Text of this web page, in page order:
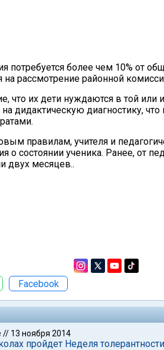
потребуется более чем 10% от
на рассмотрение районной
что их дети нуждаются в той
дидактическую диагностику,
правилам, учителя и
о состоянии ученика. Ранее, от
двух месяцев..
Facebook
// 13 ноября 2014
пройдет Неделя толерантности